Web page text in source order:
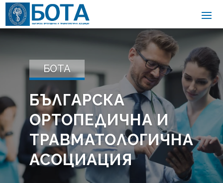
БОТА
БЪЛГАРСКА
ОРТОПЕДИЧНА И
ТРАВМАТОЛОГИЧНА
АСОЦИАЦИЯ